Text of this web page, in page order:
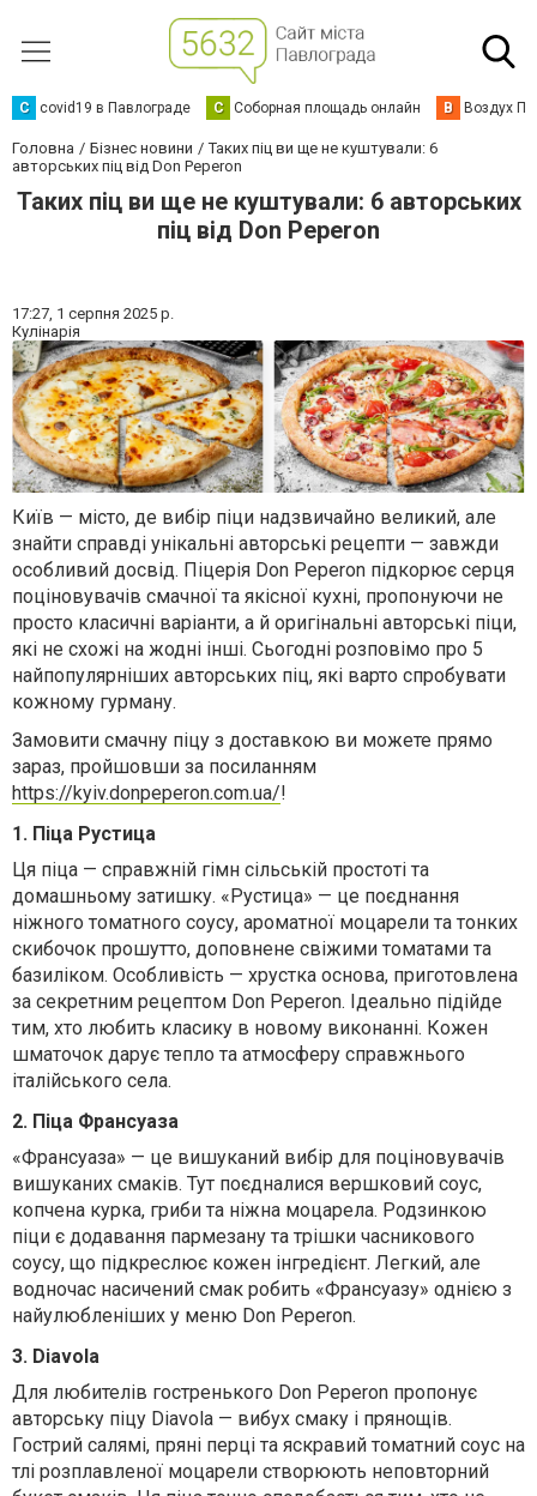
C covid19 в Павлограде С Соборная площадь онлайн В Воздух
Головна Бізнес новини
Таких піц ви ще не куштували: 6
авторських піц від Don Peperon
Таких піц ви ще не куштували: 6 авторських
піц від Don Peperon
17:27, 1 серпня 2025 р.
Кулінарія
Київ — місто, де вибір піци надзвичайно великий, але
знайти справді унікальні авторські рецепти — завжди
особливий досвід. Піцерія Don Peperon підкорює серця
поціновувачів смачної та якісної кухні, пропонуючи не
просто класичні варіанти, а й оригінальні авторські піци,
які не схожі на жодні інші. Сьогодні розповімо про 5
найпопулярніших авторських піц, які варто спробувати
кожному гурману.
Замовити смачну піцу з доставкою ви можете прямо
зараз, пройшовши за посиланням
https://kyiv.donpeperon.com.ua/!
1. Піца Рустица
Ця піца — справжній гімн сільській простоті та
домашньому затишку. «Рустица» — це поєднання
ніжного томатного соусу, ароматної моцарели та тонких
скибочок прошутто, доповнене свіжими томатами та
базиліком. Особливість — хрустка основа, приготовлена
за секретним рецептом Don Peperon. Ідеально підійде
тим, хто любить класику в новому виконанні. Кожен
шматочок дарує тепло та атмосферу справжнього
італійського села.
2. Піца Франсуаза
«Франсуаза» — це вишуканий вибір для поціновувачів
вишуканих смаків. Тут поєдналися вершковий соус,
копчена курка, гриби та ніжна моцарела. Родзинкою
піци є додавання пармезану та трішки часникового
соусу, що підкреслює кожен інгредієнт. Легкий, але
водночас насичений смак робить «Франсуазу» однією з
найулюбленіших у меню Don Peperon.
3. Diavola
Для любителів гостренького Don Peperon пропонує
авторську піцу Diavola — вибух смаку і прянощів.
Гострий салямі, пряні перці та яскравий томатний соус на
тлі розплавленої моцарели створюють неповторний